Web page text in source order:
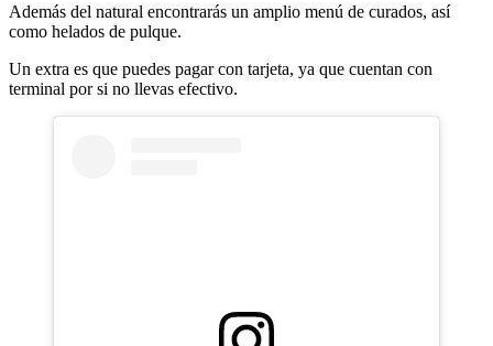
Además del natural encontrarás un amplio menú de curados, así
como helados de pulque.
Un extra es que puedes pagar con tarjeta, ya que cuentan con
terminal por si no llevas efectivo.